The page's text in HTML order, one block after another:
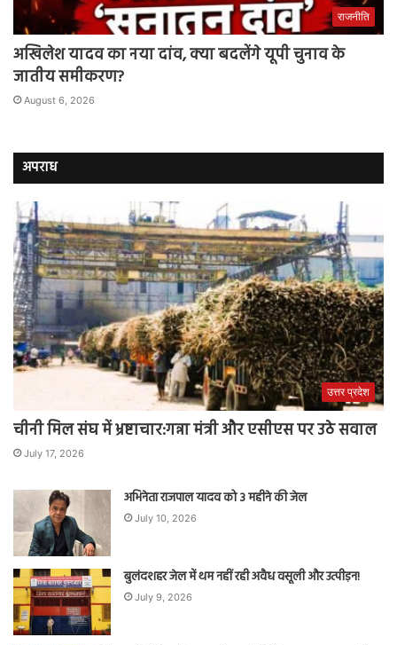
राजनीति
अखिलेश यादव का नया दांव, क्या बदलेंगे यूपी चुनाव के
जातीय समीकरण?
August 6, 2026
अपराध
उत्तर प्रदेश
चीनी मिल संघ में भ्रष्टाचार:गन्ना मंत्री और एसीएस पर उठे सवाल
July 17, 2026
अभिनेता राजपाल यादव को 3 महीने की जेल
July 10, 2026
बुलंदशहर जेल में थम नहीं रही अवैध वसूली और उत्पीड़न!
July 9, 2026